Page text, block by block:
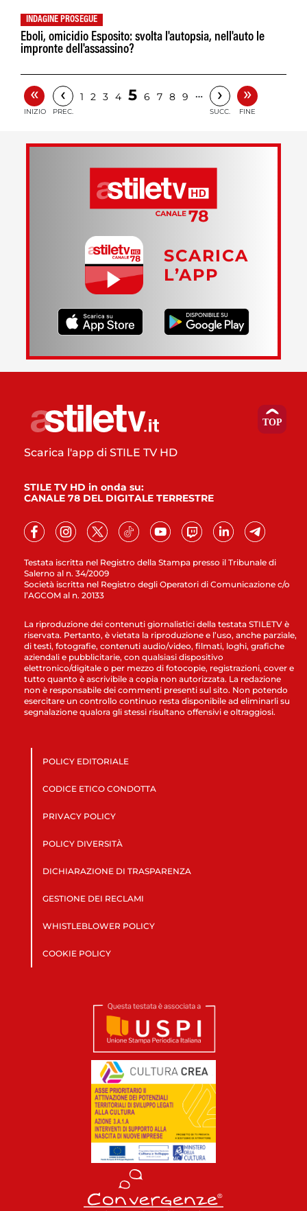
INDAGINE PROSEGUE
Eboli, omicidio Esposito: svolta l'autopsia, nell'auto le
impronte dell'assassino?
«
INIZIO
‹
PREC.
1 2 3 4 5 6 7 8 9 … ›
SUCC.
»
FINE
SCARICA
L’APP
Testata iscritta nel Registro della Stampa presso il Tribunale di
Salerno al n. 34/2009
Società iscritta nel Registro degli Operatori di Comunicazione c/o
l’AGCOM al n. 20133
Scarica l'app di STILE TV HD
STILE TV HD in onda su:
CANALE 78 DEL DIGITALE TERRESTRE
La riproduzione dei contenuti giornalistici della testata STILETV è
riservata. Pertanto, è vietata la riproduzione e l’uso, anche parziale,
di testi, fotografie, contenuti audio/video, filmati, loghi, grafiche
aziendali e pubblicitarie, con qualsiasi dispositivo
elettronico/digitale o per mezzo di fotocopie, registrazioni, cover e
tutto quanto è ascrivibile a copia non autorizzata. La redazione
non è responsabile dei commenti presenti sul sito. Non potendo
esercitare un controllo continuo resta disponibile ad eliminarli su
segnalazione qualora gli stessi risultano offensivi e oltraggiosi.
POLICY EDITORIALE
CODICE ETICO CONDOTTA
PRIVACY POLICY
POLICY DIVERSITÀ
DICHIARAZIONE DI TRASPARENZA
GESTIONE DEI RECLAMI
WHISTLEBLOWER POLICY
COOKIE POLICY